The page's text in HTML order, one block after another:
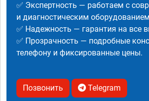
✅ Экспертность — работаем с
и диагностическим
✅ Надежность — гарантия на все
✅ Прозрачность — подробные
телефону и фиксированные цены.
Позвонить Telegram